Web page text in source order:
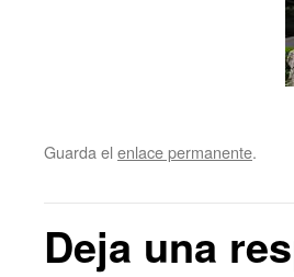
Guarda el enlace permanente.
Deja una